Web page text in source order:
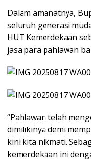
Dalam amanatnya,
seluruh generasi
HUT Kemerdekaan
jasa para pahlawan
“Pahlawan telah
dimilikinya demi
kini kita nikmati.
kemerdekaan ini